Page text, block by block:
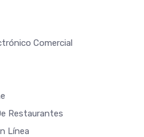
Comercial
Restaurantes
Línea